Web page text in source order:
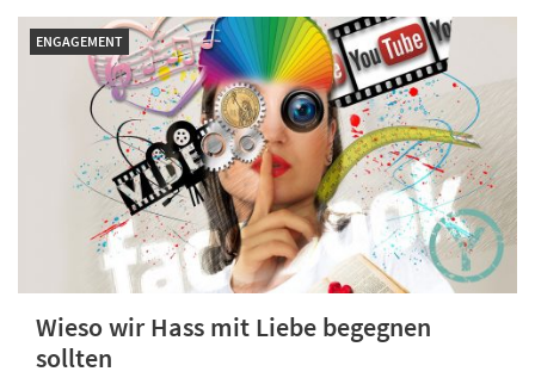
ENGAGEMENT
Wieso wir Hass mit Liebe begegnen
sollten